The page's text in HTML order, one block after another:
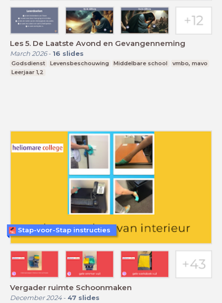
Les 5. De Laatste Avond en Gevangenneming
March 2026- 16 slides
Godsdienst Levensbeschouwing Middelbare school
vmbo, mavo
Leerjaar 1,2
Vergader ruimte Schoonmaken
December 2024- 47 slides
Stap-voor-Stap instructies